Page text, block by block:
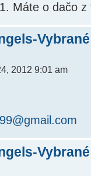
Máte o dačo z
2012 9:01 am